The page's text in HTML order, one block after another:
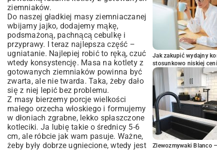
ziemniaków.
Do naszej gładkiej masy ziemniaczanej
wbijamy jajko, dodajemy mąkę,
podsmażoną, pachnącą cebulkę i
przyprawy. I teraz najlepsza część –
ugniatanie. Najlepiej robić to ręką, czuć
wtedy konsystencję. Masa na kotlety z
gotowanych ziemniaków powinna być
zwarta, ale nie twarda. Taka, żeby dało
się z niej lepić bez problemu.
Z masy bierzemy porcje wielkości
małego orzecha włoskiego i formujemy
w dłoniach zgrabne, lekko spłaszczone
kotleciki. Ja lubię takie o średnicy 5-6
cm, ale róbcie jak wam pasuje. Ważne,
żeby były dobrze ugniecione, wtedy jest
Jak zakupić wydajny
stosunkowo niskiej
Zlewozmywaki Blanco